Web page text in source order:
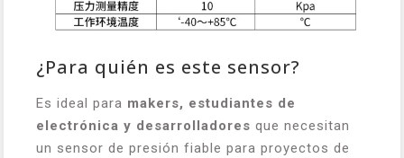
¿Para quién es este sensor?
Es ideal para makers, estudiantes de
electrónica y desarrolladores que necesitan
un sensor de presión fiable para proyectos de